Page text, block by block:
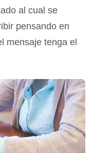
al cual se
pensando en
mensaje tenga el